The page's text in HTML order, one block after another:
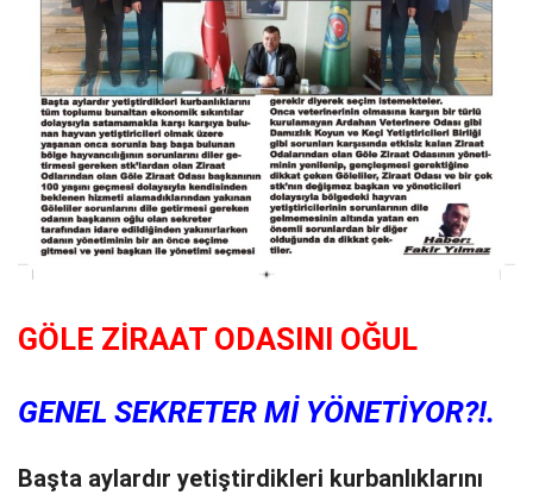
GÖLE ZİRAAT ODASINI OĞUL
GENEL SEKRETER Mİ YÖNETİYOR?!.
Başta aylardır yetiştirdikleri kurbanlıklarını